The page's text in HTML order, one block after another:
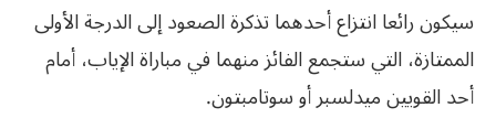
سيكون رائعا انتزاع أحدهما تذكرة الصعود إلى الدرجة الأولى
الممتازة، التي ستجمع الفائز منهما في مباراة الإياب، أمام
أحد القويين ميدلسبر أو سوتامبتون.